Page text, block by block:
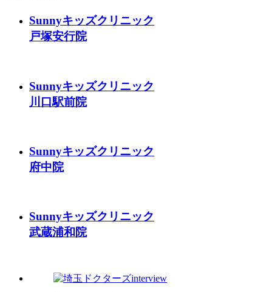
Sunnyキッズクリニック
戸塚安行院
Sunnyキッズクリニック
川口駅前院
Sunnyキッズクリニック
府中院
Sunnyキッズクリニック
武蔵浦和院